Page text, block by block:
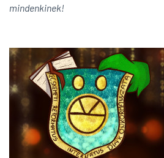
mindenkinek!